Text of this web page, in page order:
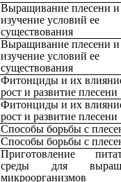
Выращивание плесени и
изучение условий ее
существования
Выращивание плесени и
изучение условий ее
существования
Фитонциды и их
рост и развитие плесени
Фитонциды и их
рост и развитие плесени
Способы борьбы с
Способы борьбы с
Приготовление
среды для
микроорганизмов